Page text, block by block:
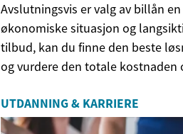
Avslutningsvis er valg av billån
økonomiske situasjon og
tilbud, kan du finne den beste
og vurdere den totale
UTDANNING & KARRIERE